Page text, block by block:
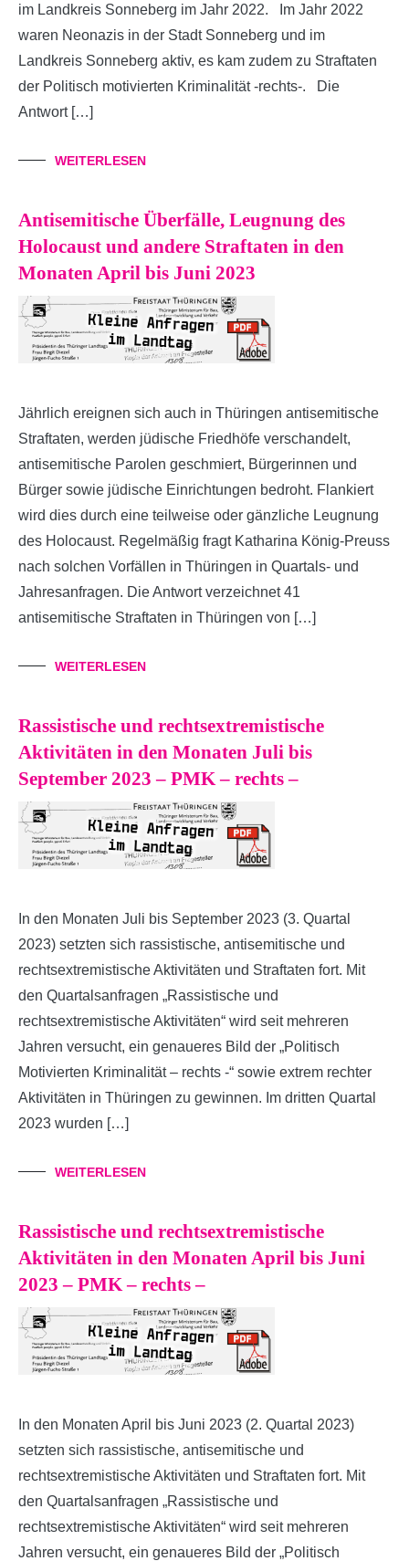
im Landkreis Sonneberg im Jahr 2022. Im Jahr 2022
waren Neonazis in der Stadt Sonneberg und im
Landkreis Sonneberg aktiv, es kam zudem zu Straftaten
der Politisch motivierten Kriminalität -rechts-. Die
Antwort […]
WEITERLESEN
Antisemitische Überfälle, Leugnung des
Holocaust und andere Straftaten in den
Monaten April bis Juni 2023
Jährlich ereignen sich auch in Thüringen antisemitische
Straftaten, werden jüdische Friedhöfe verschandelt,
antisemitische Parolen geschmiert, Bürgerinnen und
Bürger sowie jüdische Einrichtungen bedroht. Flankiert
wird dies durch eine teilweise oder gänzliche Leugnung
des Holocaust. Regelmäßig fragt Katharina König-Preuss
nach solchen Vorfällen in Thüringen in Quartals- und
Jahresanfragen. Die Antwort verzeichnet 41
antisemitische Straftaten in Thüringen von […]
WEITERLESEN
Rassistische und rechtsextremistische
Aktivitäten in den Monaten Juli bis
September 2023 – PMK – rechts –
In den Monaten Juli bis September 2023 (3. Quartal
2023) setzten sich rassistische, antisemitische und
rechtsextremistische Aktivitäten und Straftaten fort. Mit
den Quartalsanfragen „Rassistische und
rechtsextremistische Aktivitäten“ wird seit mehreren
Jahren versucht, ein genaueres Bild der „Politisch
Motivierten Kriminalität – rechts -“ sowie extrem rechter
Aktivitäten in Thüringen zu gewinnen. Im dritten Quartal
2023 wurden […]
WEITERLESEN
Rassistische und rechtsextremistische
Aktivitäten in den Monaten April bis Juni
2023 – PMK – rechts –
In den Monaten April bis Juni 2023 (2. Quartal 2023)
setzten sich rassistische, antisemitische und
rechtsextremistische Aktivitäten und Straftaten fort. Mit
den Quartalsanfragen „Rassistische und
rechtsextremistische Aktivitäten“ wird seit mehreren
Jahren versucht, ein genaueres Bild der „Politisch